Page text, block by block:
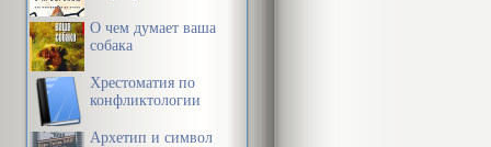
О чем думает ваша
собака
Хрестоматия по
конфликтологии
Архетип и символ